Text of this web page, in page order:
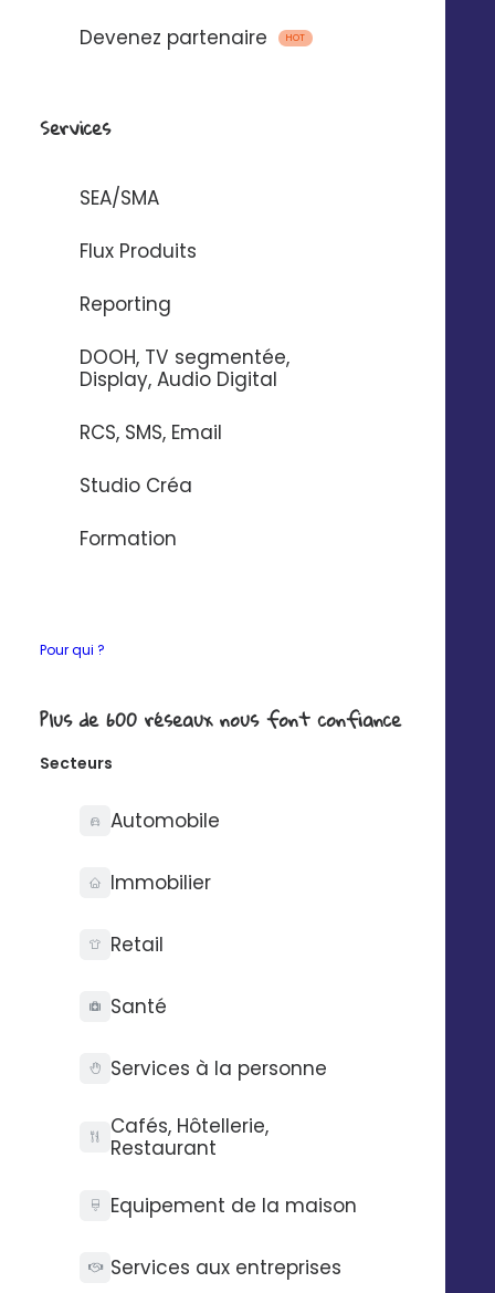
Devenez partenaire
HOT
Services
SEA/SMA
Flux Produits
Reporting
DOOH, TV segmentée,
Display, Audio Digital
RCS, SMS, Email
Studio Créa
Formation
Pour qui ?
Plus de 600 réseaux nous font confiance
Secteurs
Automobile
Immobilier
Retail
Santé
Services à la personne
Cafés, Hôtellerie,
Restaurant
Equipement de la maison
Services aux entreprises
entre Digitaleo et votre application.
Si vous souhaitez en savoir plus sur nos connecteurs,
contactez-nous
Ce que vous pourrez
contacts de façon
dans Digitaleo lorsqu'il est modifié
Automatisez vos SMS,
emails et messages
Exemple : envoyer un email à un
dernier change de statut dans Zoho
CRM.